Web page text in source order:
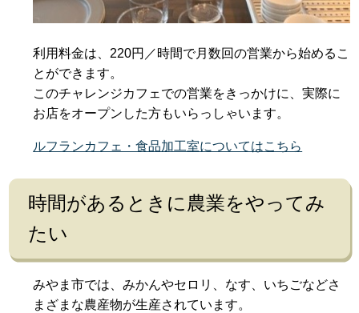
利用料金は、220円／時間で月数回の営業から始めるこ
とができます。
このチャレンジカフェでの営業をきっかけに、実際に
お店をオープンした方もいらっしゃいます。
ルフランカフェ・食品加工室についてはこちら
時間があるときに農業をやってみ
たい
みやま市では、みかんやセロリ、なす、いちごなどさ
まざまな農産物が生産されています。